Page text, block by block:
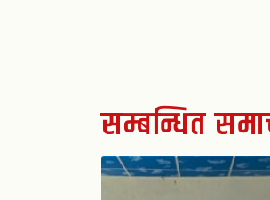
सम्बन्धित